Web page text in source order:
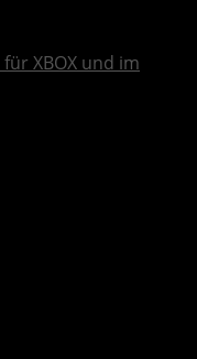
für XBOX und im